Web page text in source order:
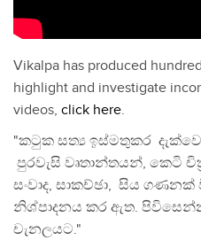
Vikalpa has produced
highlight and investigate
videos, click here.
"කටුක සත්‍ය ඉස්මතුකර
පුරවැසි වෘතාන්තයන්, කෙටි
සංවාද, සාකච්ඡා, සිය
නිශ්පාදනය කර ඇත.
චැනලයට."